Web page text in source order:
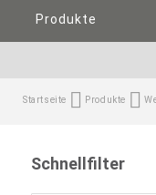
Produkte
Startseite Produkte
Schnellfilter